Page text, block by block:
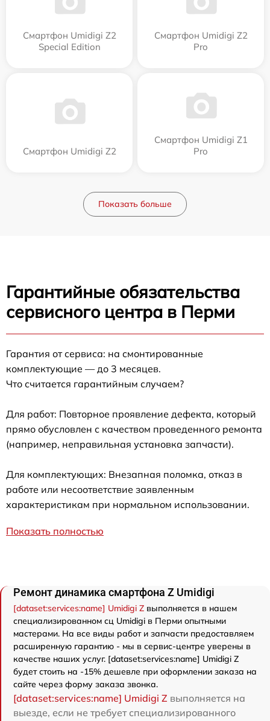
Смартфон Umidigi Z2
Special Edition
Смартфон Umidigi Z2
Pro
Смартфон Umidigi Z2
Смартфон Umidigi Z1
Pro
Показать больше
Гарантийные обязательства
сервисного центра в Перми
Гарантия от сервиса: на смонтированные
комплектующие — до 3 месяцев.
Что считается гарантийным случаем?
Для работ: Повторное проявление дефекта, который
прямо обусловлен с качеством проведенного ремонта
(например, неправильная установка запчасти).
Для комплектующих: Внезапная поломка, отказ в
работе или несоответствие заявленным
характеристикам при нормальном использовании.
Показать полностью
Ремонт динамика смартфона Z Umidigi
[dataset:services:name] Umidigi Z выполняется в нашем
специализированном сц Umidigi в Перми опытными
мастерами. На все виды работ и запчасти предоставляем
расширенную гарантию - мы в сервис-центре уверены в
качестве наших услуг. [dataset:services:name] Umidigi Z
будет стоить на -15% дешевле при оформлении заказа на
сайте через форму заказа звонка.
[dataset:services:name] Umidigi Z выполняется на
выезде, если не требует специализированного